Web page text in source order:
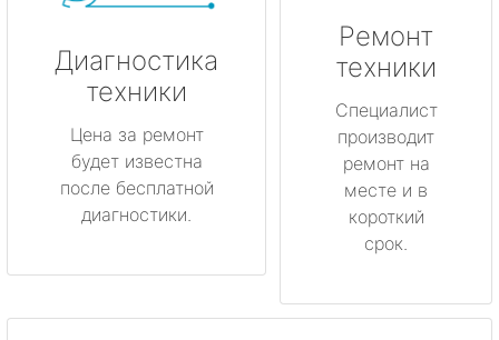
Диагностика
техники
Цена за ремонт
будет известна
после бесплатной
диагностики.
Ремонт
техники
Специалист
производит
ремонт на
месте и в
короткий
срок.